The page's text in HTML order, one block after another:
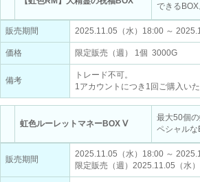
できるBOX
販売期間 2025.11.05（水）18:00 ～
価格 限定販売（週） 1個 3000G
備考
トレード不可。
1アカウントにつき1回ご購入いた
虹色ルーレットマネーBOX Ⅴ
最大50個
ペシャルな
販売期間
2025.11.05（水）18:00 ～
限定販売（週）2025.11.05（水